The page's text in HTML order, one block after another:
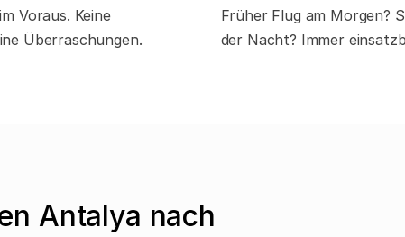
Voraus. Keine
Überraschungen.
Früher Flug am Morgen?
der Nacht? Immer
Antalya nach